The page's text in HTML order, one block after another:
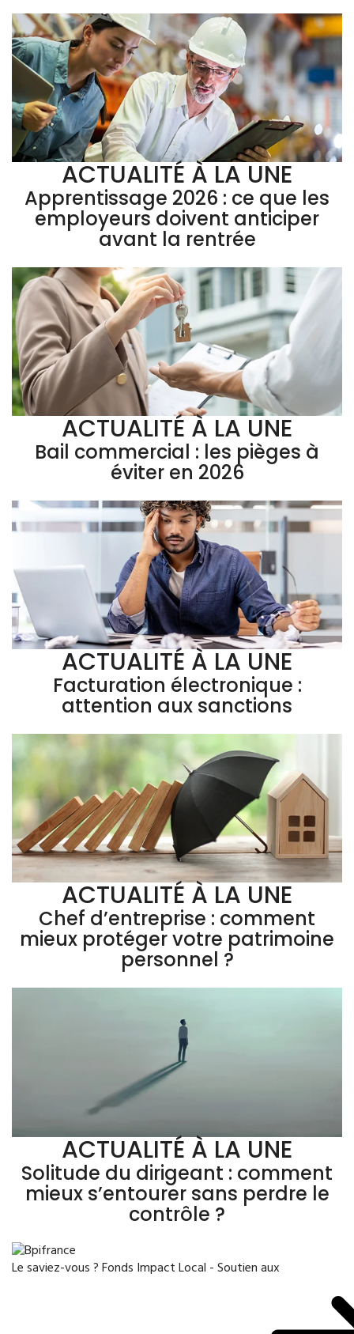
ACTUALITÉ À LA UNE
Apprentissage 2026 : ce que les
employeurs doivent anticiper
avant la rentrée
ACTUALITÉ À LA UNE
Bail commercial : les pièges à
éviter en 2026
ACTUALITÉ À LA UNE
Facturation électronique :
attention aux sanctions
ACTUALITÉ À LA UNE
Chef d’entreprise : comment
mieux protéger votre patrimoine
personnel ?
ACTUALITÉ À LA UNE
Solitude du dirigeant : comment
mieux s’entourer sans perdre le
contrôle ?
Le saviez-vous ?Fonds Impact Local - Soutien aux